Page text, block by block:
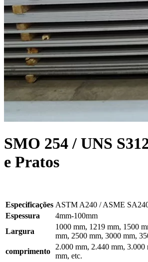
SMO 254 / UNS
e Pratos
Especificações ASTM A240 / ASME
Espessura
4mm-100mm
Largura
1000 mm, 1219 mm, 1500
mm, 2500 mm, 3000 mm,
comprimento
2.000 mm, 2.440 mm,
mm, etc.